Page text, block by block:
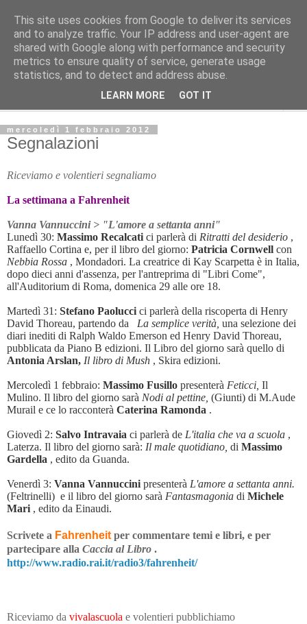
L'Avvenire dei lavoratori
Cultura
mercoledì 1 febbraio 2012
Segnalazioni
Riceviamo e volentieri segnaliamo
La settimana a Fahrenheit
Vanna Vannuccini > "L'amore a settanta anni"
Lunedì 30: Massimo Recalcati ci parlerà di Ritratti del desiderio ,
Raffaello Cortina e, per il libro del giorno: Patricia Cornwell con
Nebbia Rossa , Mondadori. La creatrice di Kay Scarpetta è in Italia,
dopo dieci anni d'assenza, per l'antreprima di "Libri Come",
all'Auditorium di Roma, domenica 29 alle ore 18.
Martedì 31: Stefano Paolucci ci parlerà della riscoperta di Henry
David Thoreau, partendo da La semplice verità, una selezione dei
diari inediti di Ralph Waldo Emerson ed Henry David Thoreau,
pubblicata da Piano B edizioni. Il Libro del giorno sarà quello di
Antonia Arslan, Il libro di Mush , Skira edizioni.
Mercoledì 1 febbraio: Massimo Fusillo presenterà Feticci, Il
Mulino. Il libro del giorno sarà Nodi al pettine, (Giunti) di M.Aude
Murail e ce lo racconterà Caterina Ramonda .
Giovedì 2: Salvo Intravaia ci parlerà de L'italia che va a scuola ,
Laterza. Il libro del giorno sarà: Il male quotidiano, di Massimo
Gardella , edito da Guanda.
Venerdì 3: Vanna Vannuccini presenterà L'amore a settanta anni.
(Feltrinelli) e il libro del giorno sarà Fantasmagonia di Michele
Mari , edito da Einaudi.
Scrivete a Fahrenheit per commentare temi e libri, e per
partecipare alla Caccia al Libro .
http://www.radio.rai.it/radio3/fahrenheit/
Riceviamo da vivalascuola e volentieri pubblichiamo
This site uses cookies from Google to deliver its services
and to analyze traffic. Your IP address and user-agent are
shared with Google along with performance and security
metrics to ensure quality of service, generate usage
statistics, and to detect and address abuse.
LEARN MORE GOT IT